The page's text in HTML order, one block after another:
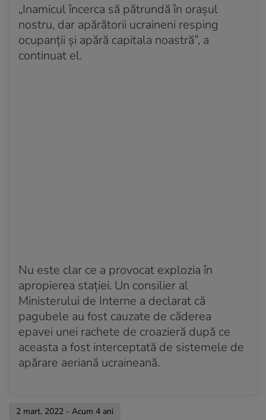
„Inamicul încerca să pătrundă în orașul
nostru, dar apărătorii ucraineni resping
ocupanții și apără capitala noastră”, a
continuat el.
Nu este clar ce a provocat explozia în
apropierea stației. Un consilier al
Ministerului de Interne a declarat că
pagubele au fost cauzate de căderea
epavei unei rachete de croazieră după ce
aceasta a fost interceptată de sistemele de
apărare aeriană ucraineană.
2 mart. 2022 - Acum 4 ani